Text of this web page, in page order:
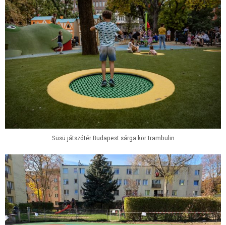
Süsü játszótér Budapest sárga kör trambulin